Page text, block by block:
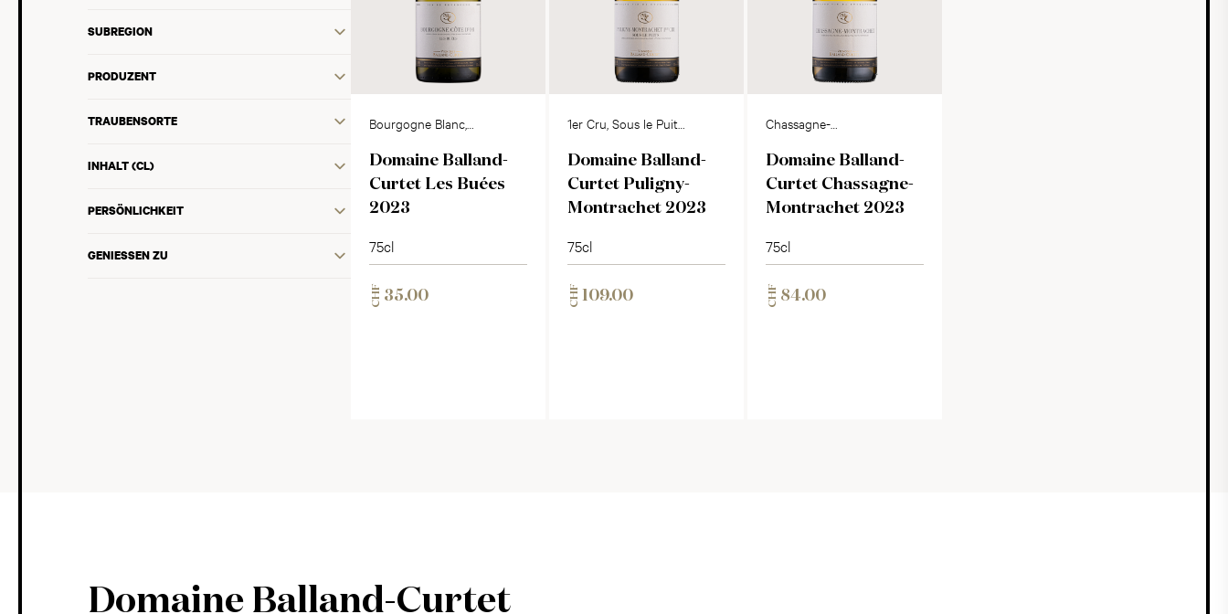
SUBREGION
PRODUZENT
TRAUBENSORTE
INHALT (CL)
PERSÖNLICHKEIT
GENIESSEN ZU
Bourgogne Blanc,
Domaine Balland-
Curtet Les Buées
2023
75cl
CHF 35.00
1er Cru, Sous le Puits,
AOC
Domaine Balland-
Curtet Puligny-
Montrachet 2023
75cl
CHF 109.00
Chassagne-
Domaine Balland-
Curtet Chassagne-
Montrachet 2023
75cl
CHF 84.00
Domaine Balland-Curtet